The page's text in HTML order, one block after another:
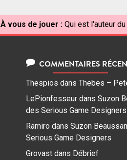
À vous de jouer : Qui est l'auteur
COMMENTAIRES
Thespios dans Thebes –
LePionfesseur dans Suzon
des Serious Game Designers
Ramiro dans Suzon
Serious Game Designers
Grovast dans Débrief